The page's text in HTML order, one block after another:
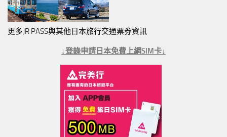
更多JR PASS與其他日本旅行交通票券資訊
↓登錄申請日本免費上網SIM卡↓